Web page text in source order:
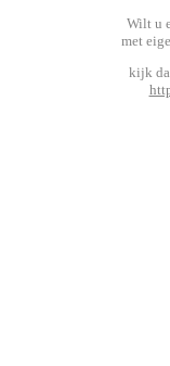
Wilt u
met
kijk